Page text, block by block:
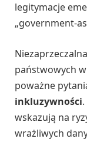
legitymacje
„government-
państwowych
poważne
inkluzywności
wskazują na
wrażliwych